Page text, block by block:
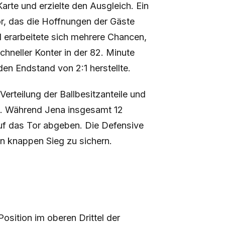
und erzielte den Ausgleich. Ein
das die Hoffnungen der Gäste
sich mehrere Chancen,
Konter in der 82. Minute
Endstand von 2:1 herstellte.
der Ballbesitzanteile und
Jena insgesamt 12
das Tor abgeben. Die Defensive
knappen Sieg zu sichern.
im oberen Drittel der